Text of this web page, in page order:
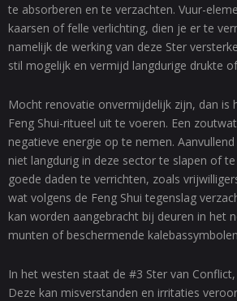
te absorberen en te verzachten. Vuur-
kaarsen of felle verlichting, dien je er te
namelijk de werking van deze Ster
stil mogelijk en vermijd langdurige drukte
Mocht renovatie onvermijdelijk zijn, dan is
Feng Shui-ritueel uit te voeren. Een
negatieve energie op te nemen.
niet langdurig in deze sector te slapen of
goede daden te verrichten, zoals
wat volgens de Feng Shui tegenslag
kan worden aangebracht bij deuren in het
munten of beschermende
In het westen staat de #3 Ster van Conflict,
Deze kan misverstanden en irritaties